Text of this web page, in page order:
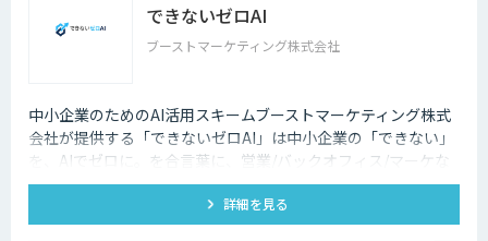
できないゼロAI
ブーストマーケティング株式会社
中小企業のためのAI活用スキームブーストマーケティング株式
会社が提供する「できないゼロAI」は中小企業の「できない」
を、AIでゼロに。を合言葉に、営業/バックオフィス/マーケな
ど、企業の業務をAIエージェントで自動化。「AIを作る」ので
はなく「業務が止まらない状態」を提供し、企業の生産性を根
本から変えます。
詳細を見る